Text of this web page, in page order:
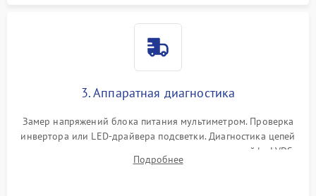
3. Аппаратная диагностика
Замер напряжений блока питания мультиметром. Проверка
инвертора или LED-драйвера подсветки. Диагностика цепей
питания скалера и тестирование сигналов на шлейфе LVDS
Подробнее